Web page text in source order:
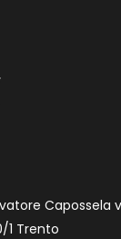
Capossela
1 Trento